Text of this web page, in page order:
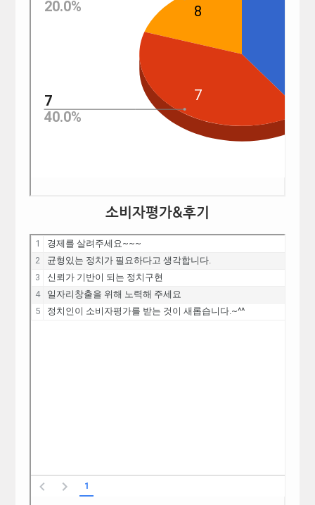
소비자평가&후기